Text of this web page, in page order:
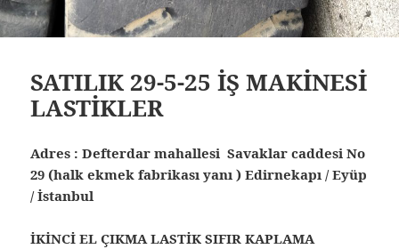
SATILIK 29-5-25 İŞ MAKİNESİ
LASTİKLER
Adres : Defterdar mahallesi Savaklar caddesi No
29 (halk ekmek fabrikası yanı ) Edirnekapı / Eyüp
/ İstanbul
İKİNCİ EL ÇIKMA LASTİK SIFIR KAPLAMA